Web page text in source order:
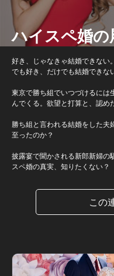
ハイスペ婚の
好き、じゃなきゃ結婚できない。
でも好き、だけでも結婚できな
東京で勝ち組でいつづけるには
んでくる。欲望と打算と、認め
勝ち組と言われる結婚をした夫
至ったのか？
披露宴で聞かされる新郎新婦の
スペ婚の真実、知りたくない？
この